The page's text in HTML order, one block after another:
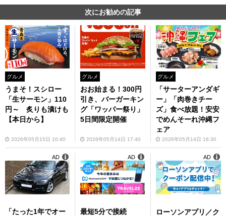
次にお勧めの記事
グルメ
うまそ！スシロー
「生サーモン」110
円～ 炙りも漬けも
【本日から】
2026年05月15日 10:40
グルメ
おお始まる！300円
引き、バーガーキン
グ「ワッパー祭り」
5日間限定開催
2026年05月14日 17:40
グルメ
「サーターアンダギ
ー」「肉巻きチー
ズ」食べ放題！安安
でめんそーれ沖縄フ
ェア
2026年05月14日 16:30
「たった1年でオー
AD
最短5分で接続
AD
ローソンアプリ／ク
AD